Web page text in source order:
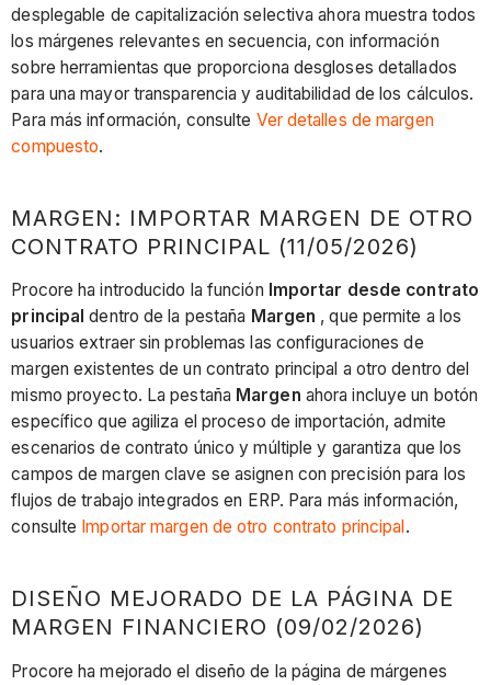
desplegable de capitalización selectiva ahora muestra todos
los márgenes relevantes en secuencia, con información
sobre herramientas que proporciona desgloses detallados
para una mayor transparencia y auditabilidad de los cálculos.
Para más información, consulte Ver detalles de margen
compuesto.
MARGEN: IMPORTAR MARGEN DE OTRO
CONTRATO PRINCIPAL (11/05/2026)
Procore ha introducido la función Importar desde contrato
principal dentro de la pestaña Margen , que permite a los
usuarios extraer sin problemas las configuraciones de
margen existentes de un contrato principal a otro dentro del
mismo proyecto. La pestaña Margen ahora incluye un botón
específico que agiliza el proceso de importación, admite
escenarios de contrato único y múltiple y garantiza que los
campos de margen clave se asignen con precisión para los
flujos de trabajo integrados en ERP. Para más información,
consulte Importar margen de otro contrato principal .
DISEÑO MEJORADO DE LA PÁGINA DE
MARGEN FINANCIERO (09/02/2026)
Procore ha mejorado el diseño de la página de márgenes